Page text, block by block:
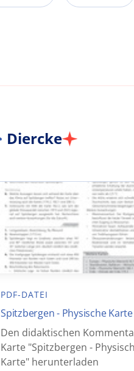
Diercke
PDF-DATEI
Spitzbergen - Physische Karte
Den didaktischen
Karte "Spitzbergen -
Karte" herunterladen